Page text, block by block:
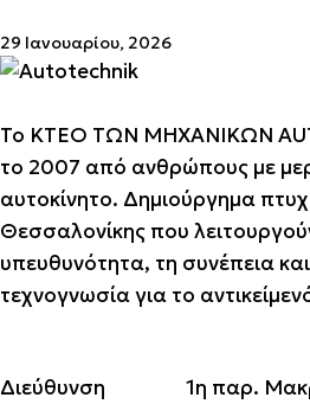
29 Ιανουαρίου, 2026
Το ΚΤΕΟ ΤΩΝ ΜΗΧΑΝΙΚΩΝ
το 2007 από ανθρώπους με
αυτοκίνητο. Δημιούργημα
Θεσσαλονίκης που
υπευθυνότητα, τη συνέπεια
τεχνογνωσία για το
Διεύθυνση
1η παρ.